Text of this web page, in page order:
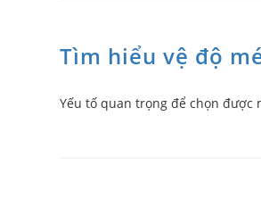
Tìm hiểu vệ độ
Yếu tố quan trọng để chọn được